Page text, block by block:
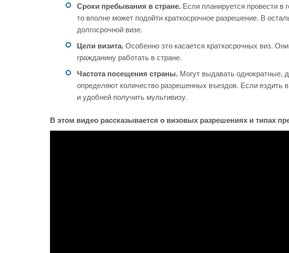
Сроки пребывания в стране. Если планируется провести в
то вполне может подойти краткосрочное разрешение. В
долгосрочной визе.
Цели визита.Особенно это касается краткосрочных виз.
гражданину работать в стране.
Частота посещения страны. Могут выдавать однократные,
определяют количество разрешенных въездов. Если ездить
и удобней получить мультивизу.
В этом видео рассказывается о визовых разрешениях и типах